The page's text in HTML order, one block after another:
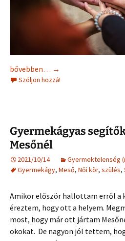
Női kör – csoportos gyógyulás
bővebben… →
Szóljon hozzá!
Gyermekágyas
Mesőnél
2021/10/14 Gyermektelenség
Gyermekágy, Meső, Női kör, szülés,
Amikor először hallottam erről a
éreztem, hogy ott a helyem.
most, hogy már ott jártam
okokat. De nagyon jól tettem,